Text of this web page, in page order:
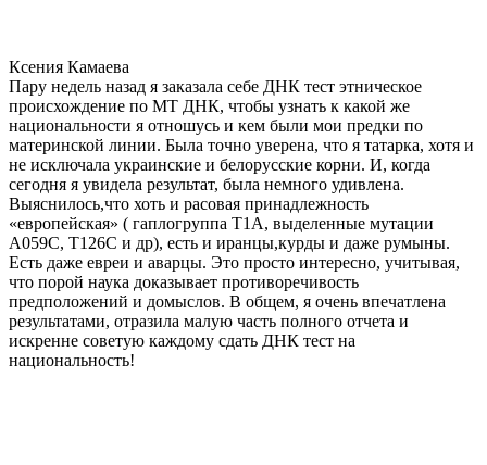
Ксения Камаева
Пару недель назад я заказала себе ДНК тест этническое
происхождение по МТ ДНК, чтобы узнать к какой же
национальности я отношусь и кем были мои предки по
материнской линии. Была точно уверена, что я татарка, хотя и
не исключала украинские и белорусские корни. И, когда
сегодня я увидела результат, была немного удивлена.
Выяснилось,что хоть и расовая принадлежность
«европейская» ( гаплогруппа T1A, выделенные мутации
A059C, T126C и др), есть и иранцы,курды и даже румыны.
Есть даже евреи и аварцы. Это просто интересно, учитывая,
что порой наука доказывает противоречивость
предположений и домыслов. В общем, я очень впечатлена
результатами, отразила малую часть полного отчета и
искренне советую каждому сдать ДНК тест на
национальность!